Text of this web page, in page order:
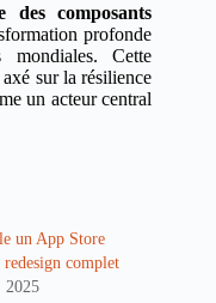
des composants
profonde
mondiales. Cette
sur la résilience
un acteur central
un App Store
redesign complet
2025